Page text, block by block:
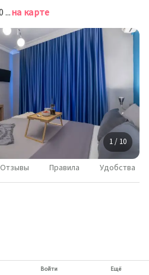
Saray Mah. Atatürk Cad. 900 Sk No:6, Аланьяна карте
1 / 10
Отзывы Правила Удобства
Войти Ещё